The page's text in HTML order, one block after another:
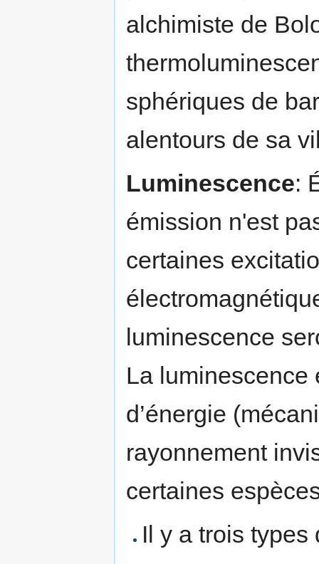
alchimiste de
sphériques de
alentours de sa
Luminescence:
émission n'est
certaines
luminescence
La luminescence
d’énergie
rayonnement
certaines
Il y a trois